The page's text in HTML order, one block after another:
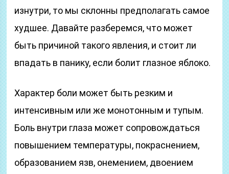
изнутри, то мы склонны предполагать самое
худшее. Давайте разберемся, что может
быть причиной такого явления, и стоит ли
впадать в панику, если болит глазное яблоко.
Характер боли может быть резким и
интенсивным или же монотонным и тупым.
Боль внутри глаза может сопровождаться
повышением температуры, покраснением,
образованием язв, онемением, двоением